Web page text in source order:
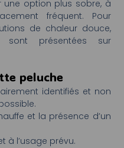
une option plus sobre, à
fréquent. Pour
de chaleur douce,
sont présentées sur
peluche
identifiés et non
et la présence d’un
à l’usage prévu.